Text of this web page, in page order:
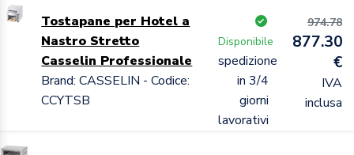
Tostapane per Hotel a
Nastro Stretto
Casselin Professionale
Brand: CASSELIN - Codice:
CCYTSB
Disponibile
spedizione
in 3/4
giorni
lavorativi
974.78
877.30
€
IVA
inclusa